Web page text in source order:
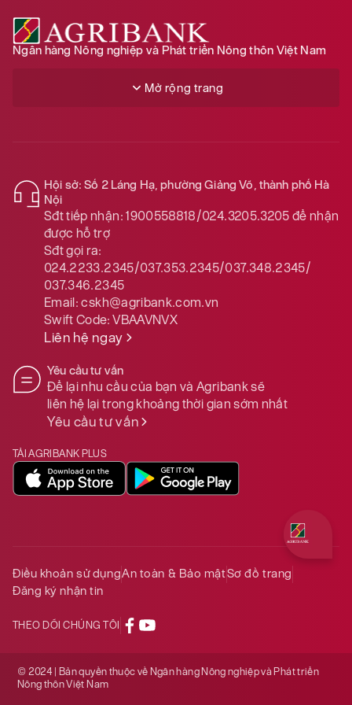
Ngân hàng Nông nghiệp và Phát triển Nông thôn Việt Nam
Mở rộng trang
Hội sở: Số 2 Láng Hạ, phường Giảng Võ, thành phố Hà
Nội
Sđt tiếp nhận: 1900558818/024.3205.3205để nhận
được hỗ trợ
Sđt gọi ra:
024.2233.2345/037.353.2345/037.348.2345/
037.346.2345
Email:cskh@agribank.com.vn
Swift Code:VBAAVNVX
Liên hệ ngay
Yêu cầu tư vấn
Để lại nhu cầu của bạn và Agribank sẽ
liên hệ lại trong khoảng thời gian sớm nhất
Yêu cầu tư vấn
TẢI AGRIBANK PLUS
Điều khoản sử dụngAn toàn & Bảo mậtSơ đồ trang
Đăng ký nhận tin
THEO DÕI CHÚNG TÔI
© 2024 | Bản quyền thuộc về Ngân hàng Nông nghiệp và Phát triển
Nông thôn Việt Nam
Quý